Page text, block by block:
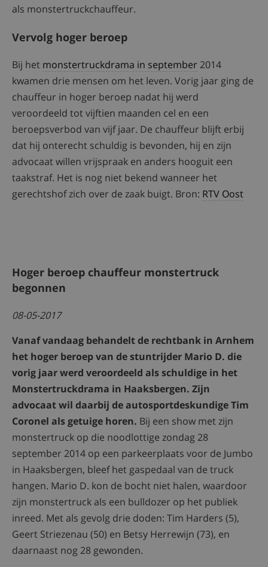
als monstertruckchauffeur.
Vervolg hoger beroep
Bij het monstertruckdrama in september 2014
kwamen drie mensen om het leven. Vorig jaar ging de
chauffeur in hoger beroep nadat hij werd
veroordeeld tot vijftien maanden cel en een
beroepsverbod van vijf jaar. De chauffeur blijft erbij
dat hij onterecht schuldig is bevonden, hij en zijn
advocaat willen vrijspraak en anders hooguit een
taakstraf. Het is nog niet bekend wanneer het
gerechtshof zich over de zaak buigt. Bron: RTV Oost
Hoger beroep chauffeur monstertruck
begonnen
08-05-2017
Vanaf vandaag behandelt de rechtbank in Arnhem
het hoger beroep van de stuntrijder Mario D. die
vorig jaar werd veroordeeld als schuldige in het
Monstertruckdrama in Haaksbergen. Zijn
advocaat wil daarbij de autosportdeskundige Tim
Coronel als getuige horen. Bij een show met zijn
monstertruck op die noodlottige zondag 28
september 2014 op een parkeerplaats voor de Jumbo
in Haaksbergen, bleef het gaspedaal van de truck
hangen. Mario D. kon de bocht niet halen, waardoor
zijn monstertruck als een bulldozer op het publiek
inreed. Met als gevolg drie doden: Tim Harders (5),
Geert Striezenau (50) en Betsy Herrewijn (73), en
daarnaast nog 28 gewonden.